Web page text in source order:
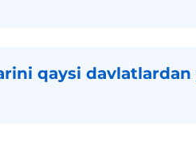
qaysi